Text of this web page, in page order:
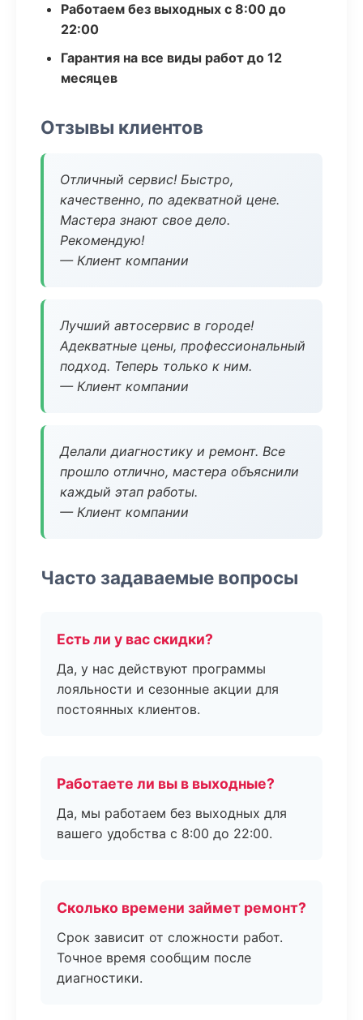
Работаем без выходных с 8:00 до
22:00
Гарантия на все виды работ до 12
месяцев
Отзывы клиентов
Отличный сервис! Быстро,
качественно, по адекватной цене.
Мастера знают свое дело.
Рекомендую!
— Клиент компании
Лучший автосервис в городе!
Адекватные цены, профессиональный
подход. Теперь только к ним.
— Клиент компании
Делали диагностику и ремонт. Все
прошло отлично, мастера объяснили
каждый этап работы.
— Клиент компании
Часто задаваемые вопросы
Есть ли у вас скидки?
Да, у нас действуют программы
лояльности и сезонные акции для
постоянных клиентов.
Работаете ли вы в выходные?
Да, мы работаем без выходных для
вашего удобства с 8:00 до 22:00.
Сколько времени займет ремонт?
Срок зависит от сложности работ.
Точное время сообщим после
диагностики.